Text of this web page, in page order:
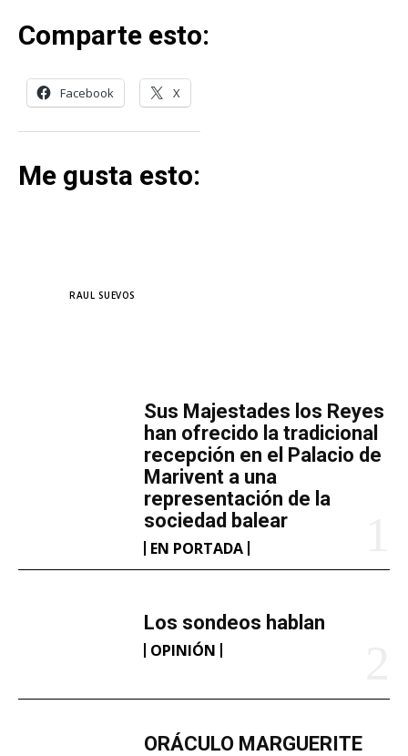
​Sus Majestades los Reyes
han ofrecido la tradicional
recepción en el Palacio de
Marivent​ a una
representación de la
sociedad balear
EN PORTADA
Los sondeos hablan
OPINIÓN
ORÁCULO MARGUERITE
Comparte esto:
Facebook X
Me gusta esto:
RAUL SUEVOS